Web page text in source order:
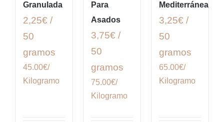
Granulada
2,25€ /
50
gramos
45.00€/
Kilogramo
Para
Asados
3,75€ /
50
gramos
75.00€/
Kilogramo
Mediterránea
3,25€ /
50
gramos
65.00€/
Kilogramo